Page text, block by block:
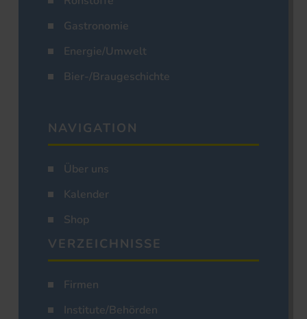
Gastronomie
Energie/Umwelt
Bier-/Braugeschichte
NAVIGATION
Über uns
Kalender
Shop
VERZEICHNISSE
Firmen
Institute/Behörden